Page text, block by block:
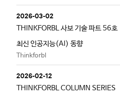
2026-03-02
THINKFORBL 사보 기술 파트 56호
최신 인공지능(AI) 동향
Thinkforbl
2026-02-12
THINKFORBL COLUMN SERIES